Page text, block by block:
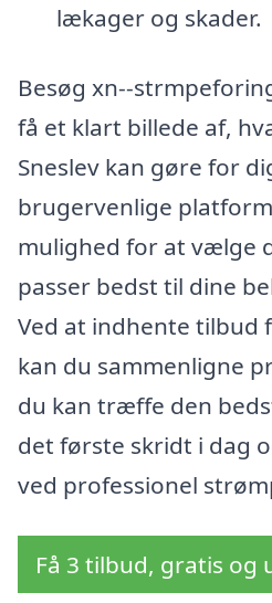
lækager og skader.
Besøg xn--
få et klart billede af,
Sneslev kan gøre for
brugervenlige
mulighed for at vælge
passer bedst til dine
Ved at indhente tilbud
kan du sammenligne
du kan træffe den
det første skridt i dag
ved professionel
Få 3 tilbud, gratis og